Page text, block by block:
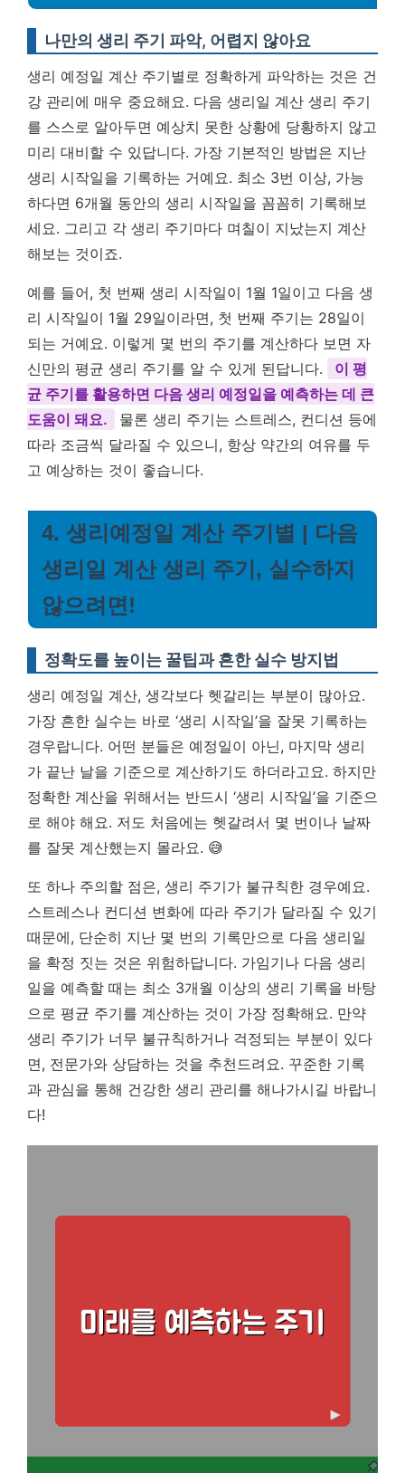
나만의 생리 주기 파악, 어렵지 않아요
생리 예정일 계산 주기별로 정확하게 파악하는 것은 건
강 관리에 매우 중요해요. 다음 생리일 계산 생리 주기
를 스스로 알아두면 예상치 못한 상황에 당황하지 않고
미리 대비할 수 있답니다. 가장 기본적인 방법은 지난
생리 시작일을 기록하는 거예요. 최소 3번 이상, 가능
하다면 6개월 동안의 생리 시작일을 꼼꼼히 기록해보
세요. 그리고 각 생리 주기마다 며칠이 지났는지 계산
해보는 것이죠.
예를 들어, 첫 번째 생리 시작일이 1월 1일이고 다음 생
리 시작일이 1월 29일이라면, 첫 번째 주기는 28일이
되는 거예요. 이렇게 몇 번의 주기를 계산하다 보면 자
신만의 평균 생리 주기를 알 수 있게 된답니다.
이 평
균 주기를 활용하면 다음 생리 예정일을 예측하는 데 큰
도움이 돼요.
물론 생리 주기는 스트레스, 컨디션 등에
따라 조금씩 달라질 수 있으니, 항상 약간의 여유를 두
고 예상하는 것이 좋습니다.
4. 생리예정일 계산 주기별 | 다음
생리일 계산 생리 주기, 실수하지
않으려면!
정확도를 높이는 꿀팁과 흔한 실수 방지법
생리 예정일 계산, 생각보다 헷갈리는 부분이 많아요.
가장 흔한 실수는 바로 ‘생리 시작일’을 잘못 기록하는
경우랍니다. 어떤 분들은 예정일이 아닌, 마지막 생리
가 끝난 날을 기준으로 계산하기도 하더라고요. 하지만
정확한 계산을 위해서는 반드시 ‘생리 시작일’을 기준으
로 해야 해요. 저도 처음에는 헷갈려서 몇 번이나 날짜
를 잘못 계산했는지 몰라요. 😅
또 하나 주의할 점은, 생리 주기가 불규칙한 경우예요.
스트레스나 컨디션 변화에 따라 주기가 달라질 수 있기
때문에, 단순히 지난 몇 번의 기록만으로 다음 생리일
을 확정 짓는 것은 위험하답니다. 가임기나 다음 생리
일을 예측할 때는 최소 3개월 이상의 생리 기록을 바탕
으로 평균 주기를 계산하는 것이 가장 정확해요. 만약
생리 주기가 너무 불규칙하거나 걱정되는 부분이 있다
면, 전문가와 상담하는 것을 추천드려요. 꾸준한 기록
과 관심을 통해 건강한 생리 관리를 해나가시길 바랍니
다!